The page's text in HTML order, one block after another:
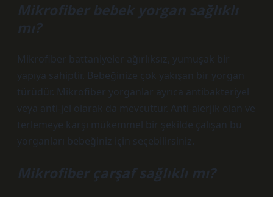
Mikrofiber bebek yorgan sağlıklı
mı?
Mikrofiber battaniyeler ağırlıksız, yumuşak bir
yapıya sahiptir. Bebeğinize çok yakışan bir yorgan
türüdür. Mikrofiber yorganlar ayrıca antibakteriyel
veya anti-jel olarak da mevcuttur. Anti-alerjik olan ve
terlemeye karşı mükemmel bir şekilde çalışan bu
yorganları bebeğiniz için seçebilirsiniz.
Mikrofiber çarşaf sağlıklı mı?